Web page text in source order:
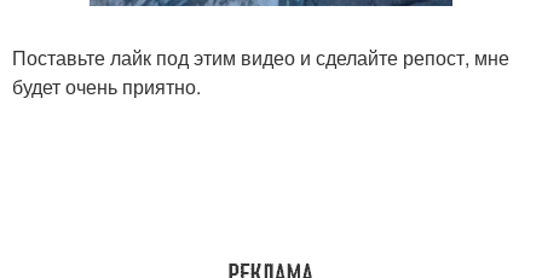
Поставьте лайк под этим видео и сделайте репост, мне
будет очень приятно.